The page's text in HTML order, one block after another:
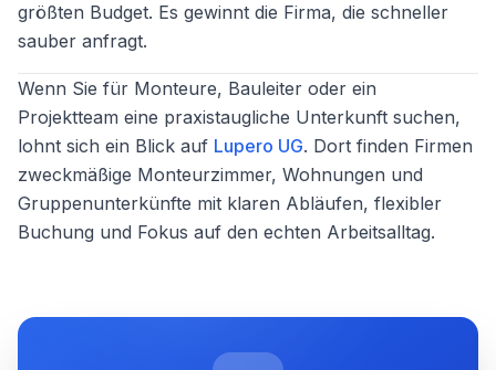
größten Budget. Es gewinnt die Firma, die schneller
sauber anfragt.
Wenn Sie für Monteure, Bauleiter oder ein
Projektteam eine praxistaugliche Unterkunft suchen,
lohnt sich ein Blick auf Lupero UG. Dort finden Firmen
zweckmäßige Monteurzimmer, Wohnungen und
Gruppenunterkünfte mit klaren Abläufen, flexibler
Buchung und Fokus auf den echten Arbeitsalltag.